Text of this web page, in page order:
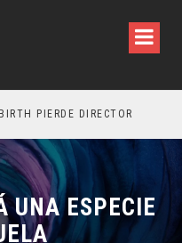
PIERDE DIRECTOR
UNA ESPECIE